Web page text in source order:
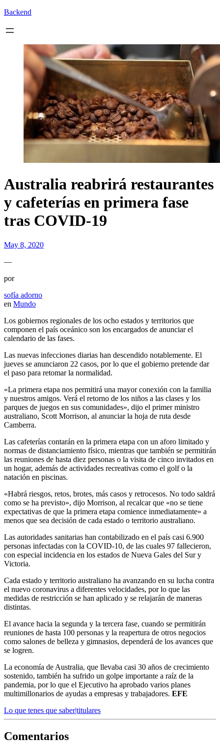
Backend
Australia reabrirá restaurantes
y cafeterías en primera fase
tras COVID-19
May 8, 2020
—
por
sofía adorno
en Mundo
Los gobiernos regionales de los ocho estados y territorios que
componen el país oceánico son los encargados de anunciar el
calendario de las fases.
Las nuevas infecciones diarias han descendido notablemente. El
jueves se anunciaron 22 casos, por lo que el gobierno pretende dar
el paso para retomar la normalidad.
«La primera etapa nos permitirá una mayor conexión con la familia
y nuestros amigos. Verá el retorno de los niños a las clases y los
parques de juegos en sus comunidades», dijo el primer ministro
australiano, Scott Morrison, al anunciar la hoja de ruta desde
Camberra.
Las cafeterías contarán en la primera etapa con un aforo limitado y
normas de distanciamiento físico, mientras que también se permitirán
las reuniones de hasta diez personas o la visita de cinco invitados en
un hogar, además de actividades recreativas como el golf o la
natación en piscinas.
«Habrá riesgos, retos, brotes, más casos y retrocesos. No todo saldrá
como se ha previsto», dijo Morrison, al recalcar que «no se tiene
expectativas de que la primera etapa comience inmediatamente» a
menos que sea decisión de cada estado o territorio australiano.
Las autoridades sanitarias han contabilizado en el país casi 6.900
personas infectadas con la COVID-10, de las cuales 97 fallecieron,
con especial incidencia en los estados de Nueva Gales del Sur y
Victoria.
Cada estado y territorio australiano ha avanzando en su lucha contra
el nuevo coronavirus a diferentes velocidades, por lo que las
medidas de restricción se han aplicado y se relajarán de maneras
distintas.
El avance hacia la segunda y la tercera fase, cuando se permitirán
reuniones de hasta 100 personas y la reapertura de otros negocios
como salones de belleza y gimnasios, dependerá de los avances que
se logren.
La economía de Australia, que llevaba casi 30 años de crecimiento
sostenido, también ha sufrido un golpe importante a raíz de la
pandemia, por lo que el Ejecutivo ha aprobado varios planes
multimillonarios de ayudas a empresas y trabajadores. EFE
Lo que tenes que saber|titulares
Comentarios